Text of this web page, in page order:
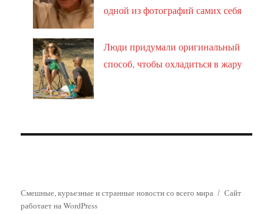
одной из фотографий самих себя
Люди придумали оригинальный
способ, чтобы охладиться в жару
Смешные, курьезные и странные новости со всего мира
Сайт
работает на WordPress